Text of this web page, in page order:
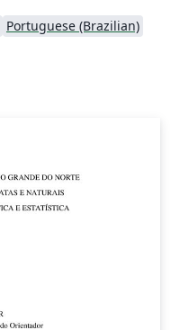
Portuguese (Brazilian)